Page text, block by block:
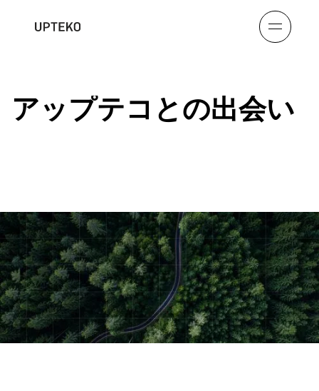
アップテコとの出会い